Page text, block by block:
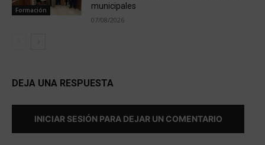
Formación
municipales
07/08/2026
DEJA UNA RESPUESTA
INICIAR SESIÓN PARA DEJAR UN COMENTARIO